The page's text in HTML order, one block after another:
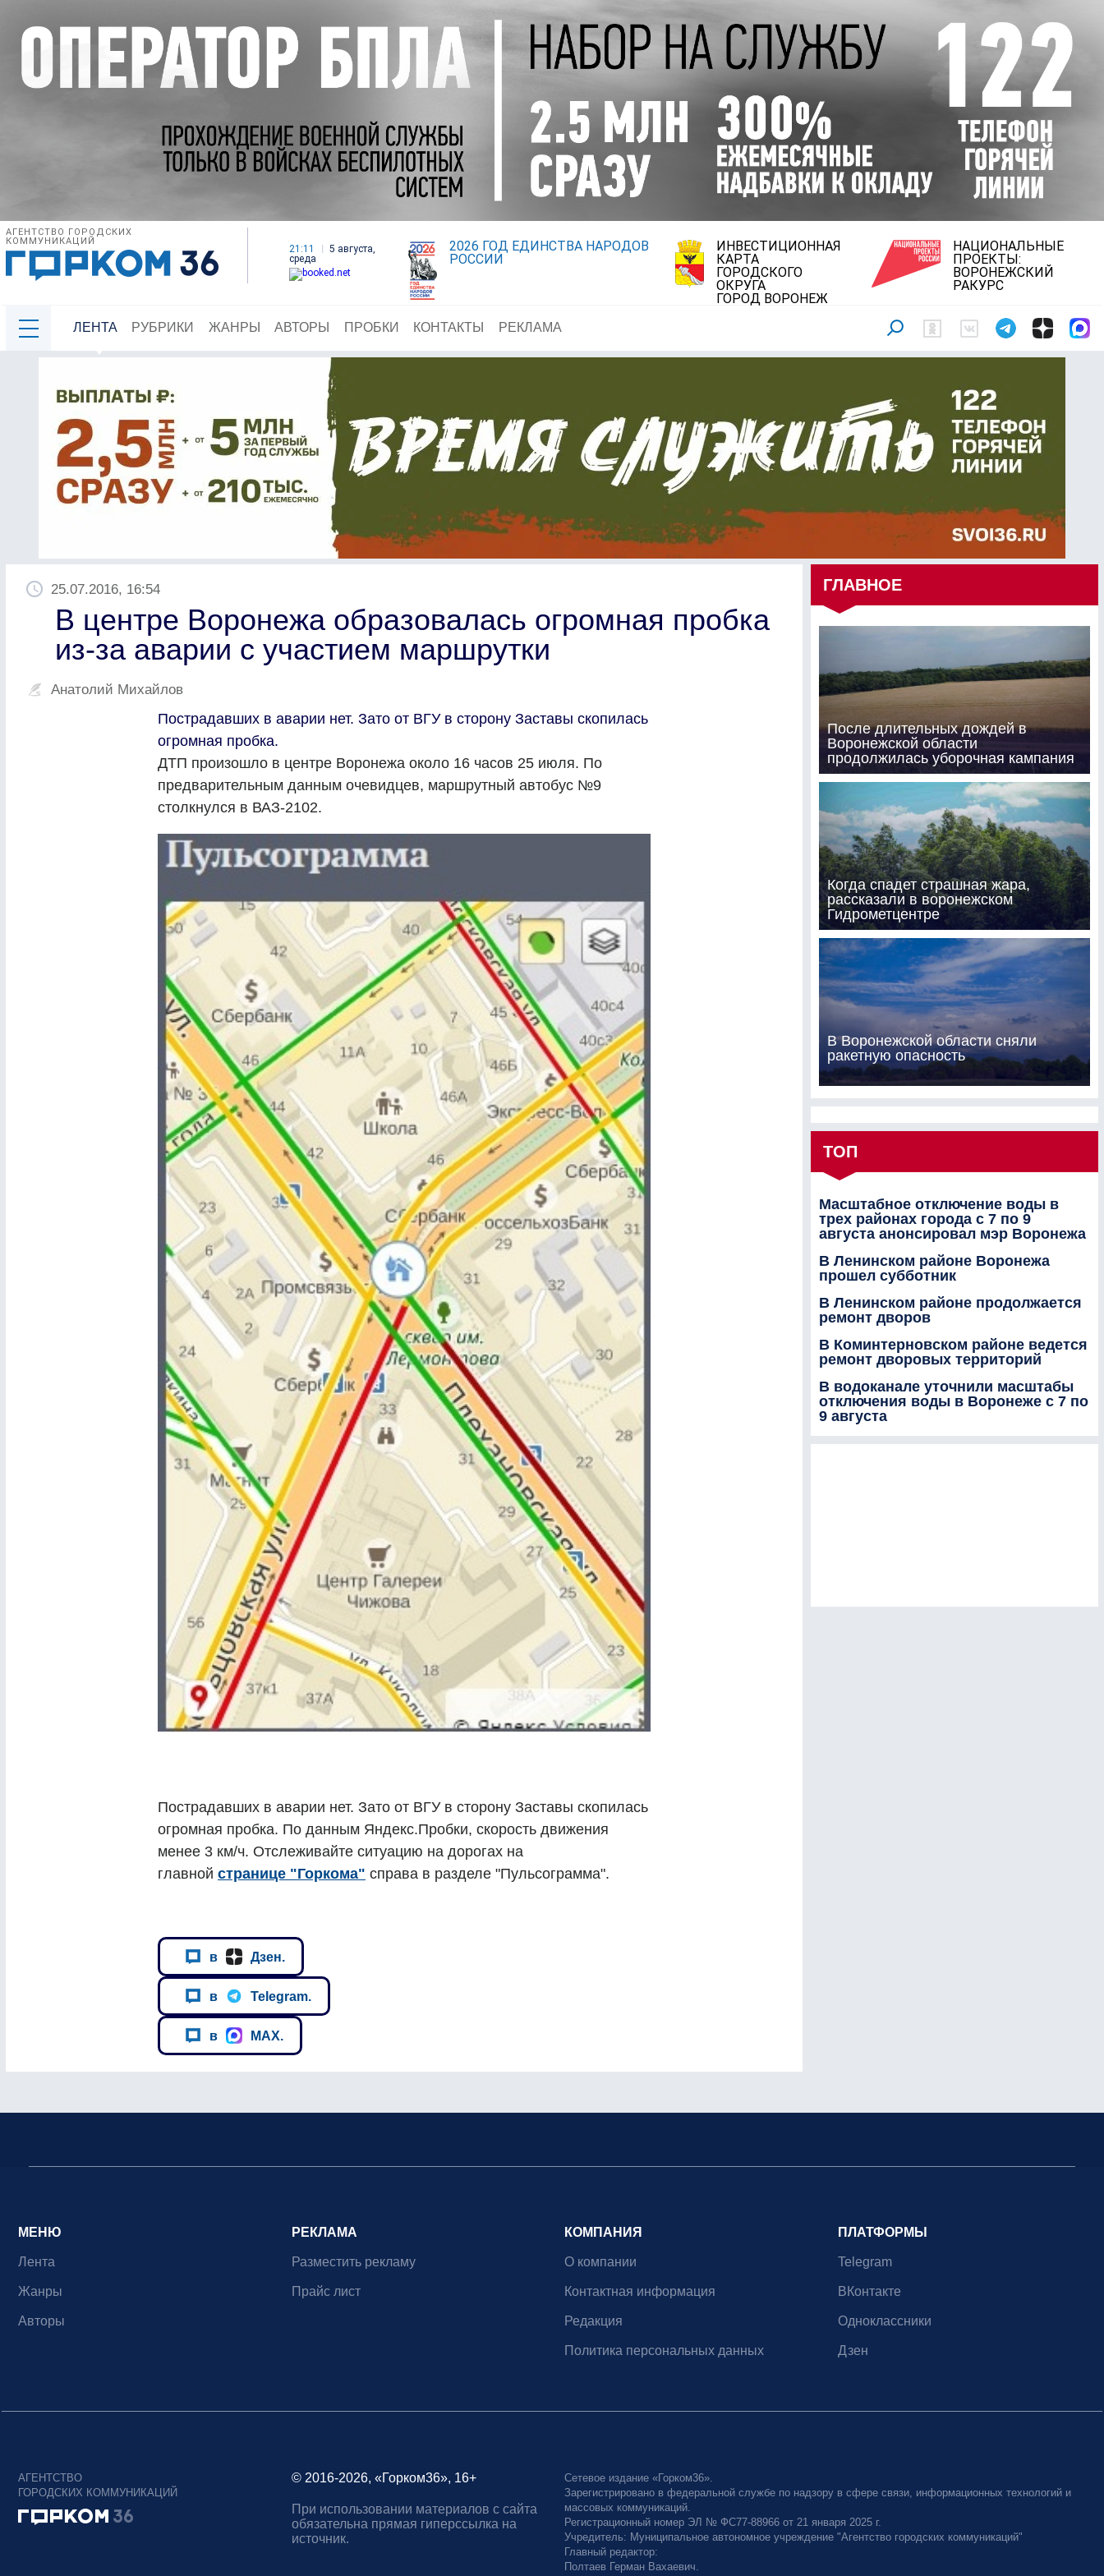
АГЕНТСТВО ГОРОДСКИХ
КОММУНИКАЦИЙ
21:11
5 августа,
среда
2026 ГОД ЕДИНСТВА НАРОДОВ
РОССИИ
ИНВЕСТИЦИОННАЯ
КАРТА
ГОРОДСКОГО
ОКРУГА
ГОРОД ВОРОНЕЖ
НАЦИОНАЛЬНЫЕ
ПРОЕКТЫ:
ВОРОНЕЖСКИЙ
РАКУРС
ЛЕНТА РУБРИКИ ЖАНРЫ АВТОРЫ ПРОБКИ КОНТАКТЫ РЕКЛАМА
25.07.2016, 16:54
В центре Воронежа образовалась огромная пробка
из-за аварии с участием маршрутки
Анатолий Михайлов
Пострадавших в аварии нет. Зато от ВГУ в сторону Заставы скопилась
огромная пробка.
ДТП произошло в центре Воронежа около 16 часов 25 июля. По
предварительным данным очевидцев, маршрутный автобус №9
столкнулся в ВАЗ-2102.
Пострадавших в аварии нет. Зато от ВГУ в сторону Заставы скопилась
огромная пробка. По данным Яндекс.Пробки, скорость движения
менее 3 км/ч. Отслеживайте ситуацию на дорогах на
главной странице "Горкома" справа в разделе "Пульсограмма".
в Дзен.
в Telegram.
в MAX.
ГЛАВНОЕ
После длительных дождей в
Воронежской области
продолжилась уборочная кампания
Когда спадет страшная жара,
рассказали в воронежском
Гидрометцентре
В Воронежской области сняли
ракетную опасность
ТОП
Масштабное отключение воды в
трех районах города с 7 по 9
августа анонсировал мэр Воронежа
В Ленинском районе Воронежа
прошел субботник
В Ленинском районе продолжается
ремонт дворов
В Коминтерновском районе ведется
ремонт дворовых территорий
В водоканале уточнили масштабы
отключения воды в Воронеже с 7 по
9 августа
МЕНЮ
Лента
Жанры
Авторы
РЕКЛАМА
Разместить рекламу
Прайс лист
КОМПАНИЯ
О компании
Контактная информация
Редакция
Политика персональных данных
ПЛАТФОРМЫ
Telegram
ВКонтакте
Одноклассники
Дзен
АГЕНТСТВО
ГОРОДСКИХ КОММУНИКАЦИЙ
© 2016-2026, «Горком36», 16+
При использовании материалов с сайта
обязательна прямая гиперссылка на
источник.
Сетевое издание «Горком36».
Зарегистрировано в федеральной службе по надзору в сфере связи, информационных технологий и
массовых коммуникаций.
Регистрационный номер ЭЛ № ФС77-88966 от 21 января 2025 г.
Учредитель: Муниципальное автономное учреждение "Агентство городских коммуникаций"
Главный редактор:
Полтаев Герман Вахаевич.